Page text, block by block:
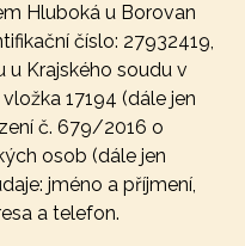
Hluboká u Borovan
číslo: 27932419,
u Krajského soudu v
17194 (dále jen
č. 679/2016 o
osob (dále jen
jméno a příjmení,
a telefon.